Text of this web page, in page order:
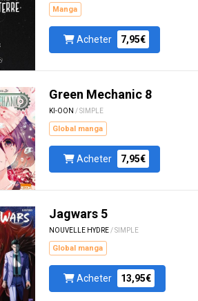
Manga
Acheter 7,95€
Green Mechanic 8
KI-OON / SIMPLE
Global manga
Acheter 7,95€
Jagwars 5
NOUVELLE HYDRE / SIMPLE
Global manga
Acheter 13,95€